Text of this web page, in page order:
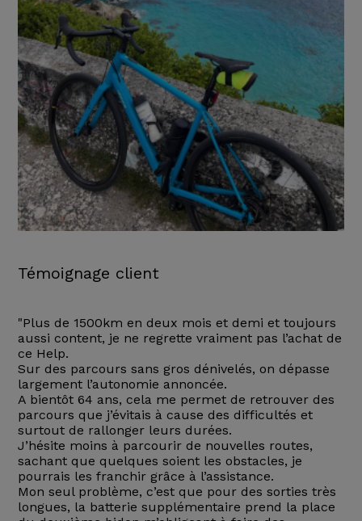
Témoignage client
"Plus de 1500km en deux mois et demi et toujours
aussi content, je ne regrette vraiment pas l’achat de
ce Help.
Sur des parcours sans gros dénivelés, on dépasse
largement l’autonomie annoncée.
A bientôt 64 ans, cela me permet de retrouver des
parcours que j’évitais à cause des difficultés et
surtout de rallonger leurs durées.
J’hésite moins à parcourir de nouvelles routes,
sachant que quelques soient les obstacles, je
pourrais les franchir grâce à l’assistance.
Mon seul problème, c’est que pour des sorties très
longues, la batterie supplémentaire prend la place